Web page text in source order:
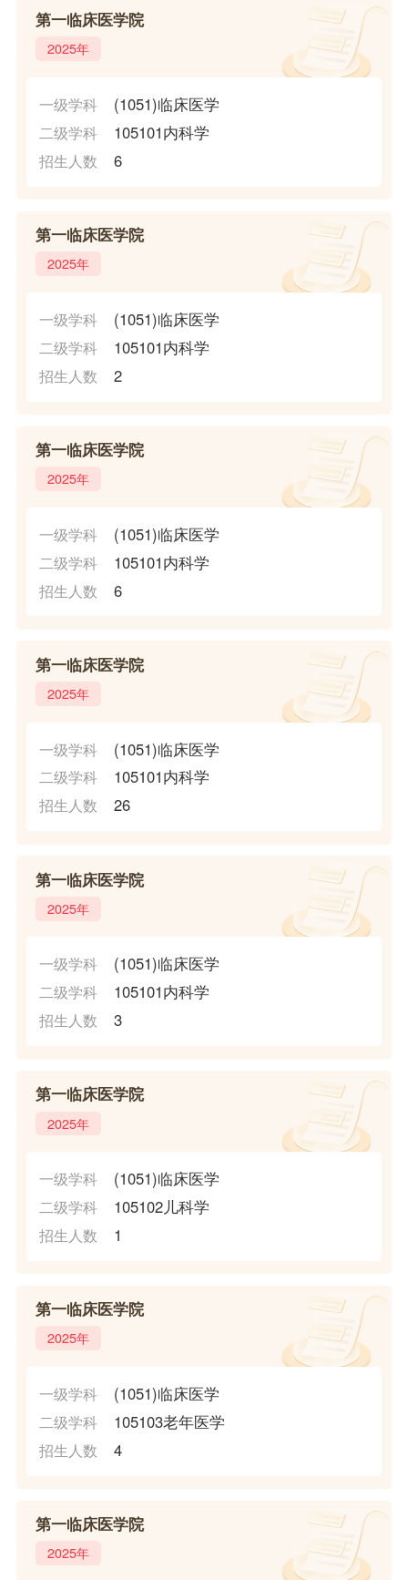
第一临床医学院
2025年
一级学科 (1051)临床医学
二级学科 105101内科学
招生人数 6
第一临床医学院
2025年
一级学科 (1051)临床医学
二级学科 105101内科学
招生人数 2
第一临床医学院
2025年
一级学科 (1051)临床医学
二级学科 105101内科学
招生人数 6
第一临床医学院
2025年
一级学科 (1051)临床医学
二级学科 105101内科学
招生人数 26
第一临床医学院
2025年
一级学科 (1051)临床医学
二级学科 105101内科学
招生人数 3
第一临床医学院
2025年
一级学科 (1051)临床医学
二级学科 105102儿科学
招生人数 1
第一临床医学院
2025年
一级学科 (1051)临床医学
二级学科 105103老年医学
招生人数 4
第一临床医学院
2025年